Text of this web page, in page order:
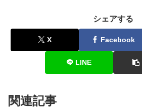
シェアする
X Facebook
LINE
関連記事